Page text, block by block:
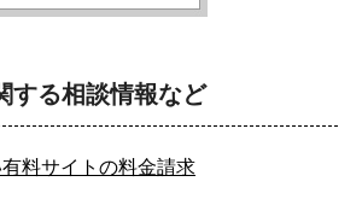
する相談情報など
料サイトの料金請求